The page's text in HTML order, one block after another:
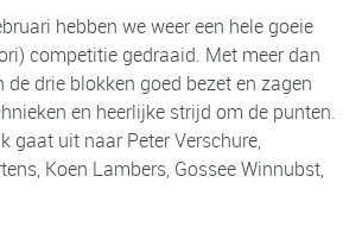
hebben we weer een hele goeie
competitie gedraaid. Met meer dan
drie blokken goed bezet en zagen
en heerlijke strijd om de punten.
gaat uit naar Peter Verschure,
Koen Lambers, Gossee Winnubst,